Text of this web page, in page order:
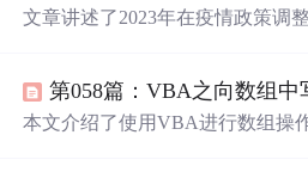
讨了DHCP配置文件中的关键术语
文章讲述了2023年在疫情政策调
产品的研发进展，并以个人经历
表达了坚定的乐观主义态度。
本文介绍了使用VBA进行数组操